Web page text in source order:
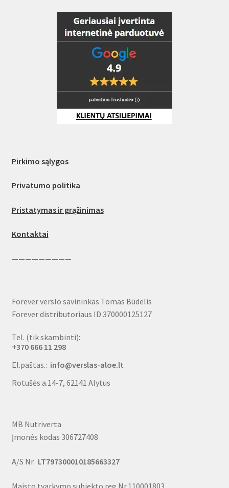
Pirkimo sąlygos
Privatumo politika
Pristatymas ir grąžinimas
Kontaktai
—————————
Forever verslo savininkas Tomas Būdelis
Forever distributoriaus ID 370000125127
Tel. (tik skambinti):
+370 666 11 298
El.paštas.: info@verslas-aloe.lt
Rotušės a.14-7, 62141 Alytus
MB Nutriverta
Įmonės kodas 306727408
A/S Nr. LT797300010185663327
Maisto tvarkymo subjekto reg.Nr.110001803.